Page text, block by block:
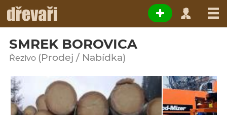
SMREK BOROVICA
Řezivo (Prodej / Nabídka)